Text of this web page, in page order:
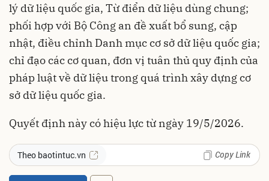
lý dữ liệu quốc gia, Từ điển dữ liệu dùng chung;
phối hợp với Bộ Công an đề xuất bổ sung, cập
nhật, điều chỉnh Danh mục cơ sở dữ liệu quốc gia;
chỉ đạo các cơ quan, đơn vị tuân thủ quy định của
pháp luật về dữ liệu trong quá trình xây dựng cơ
sở dữ liệu quốc gia.
Quyết định này có hiệu lực từ ngày 19/5/2026.
Theo baotintuc.vn Copy Link